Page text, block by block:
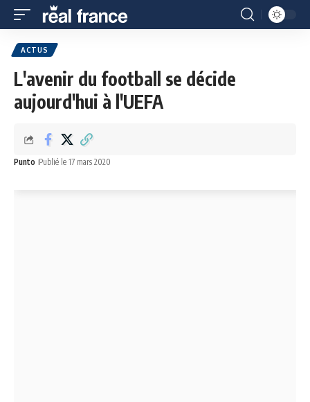
ACTUS
L'avenir du football se décide
aujourd'hui à l'UEFA
Punto Publié le 17 mars 2020